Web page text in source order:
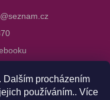
Dalším procházením
používáním.. Více